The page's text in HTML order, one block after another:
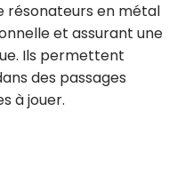
résonateurs en métal
et assurant une
Ils permettent
des passages
à jouer.